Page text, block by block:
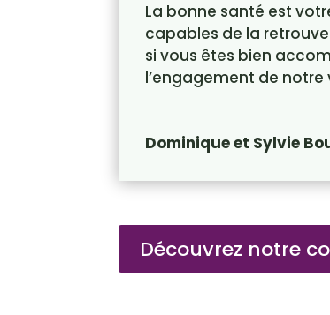
La bonne santé est
capables de la
si vous êtes bien
l’engagement de notre
Dominique et Sylvie
Découvrez notre